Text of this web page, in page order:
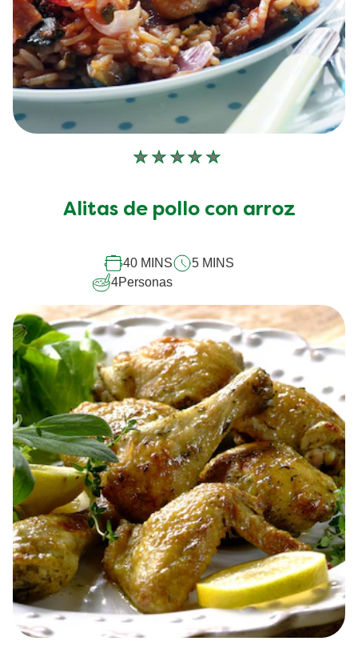
No
enviado
este
recipe
Alitas de pollo con arroz
40 MINS
5 MINS
4Personas